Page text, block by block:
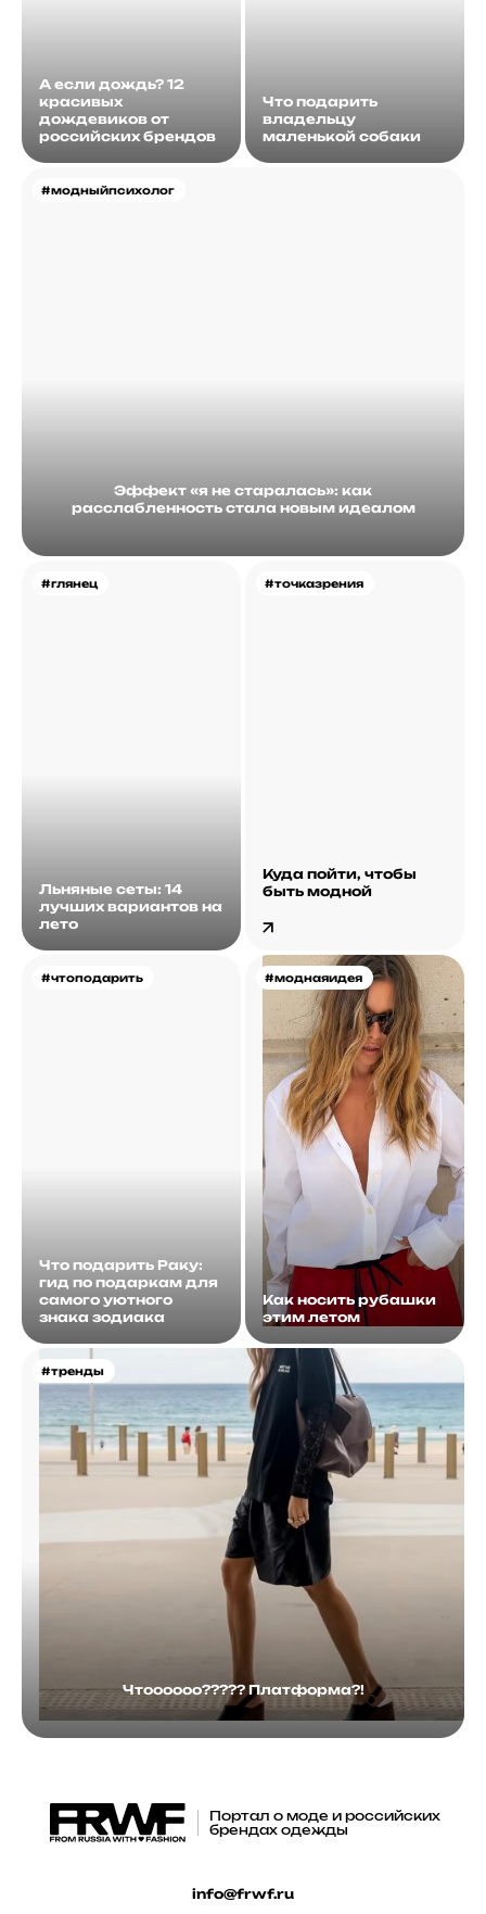
А если дождь? 12
красивых
дождевиков от
российских брендов
#модныйпсихолог
Эффект «я не старалась»: как
расслабленность стала новым идеалом
Что подарить
владельцу
маленькой собаки
#глянец
Льняные сеты: 14
лучших вариантов на
лето
#точказрения
Куда пойти, чтобы
быть модной
#чтоподарить
Что подарить Раку:
гид по подаркам для
самого уютного
знака зодиака
#моднаяидея
Как носить рубашки
этим летом
#тренды
Чтоооооо????? Платформа?!
Портал о моде и российских
брендах одежды
info@frwf.ru